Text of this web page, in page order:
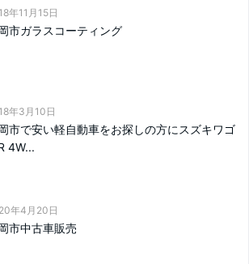
年11月15日
市ガラスコーティング
年3月10日
市で安い軽自動車をお探しの方にスズキワゴ
4W...
年4月20日
市中古車販売